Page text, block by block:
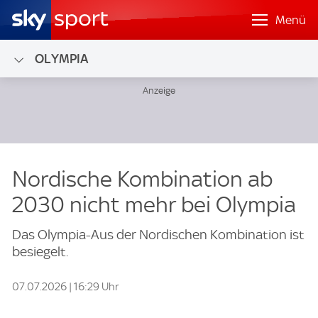
Menü
OLYMPIA
Nordische Kombination ab
2030 nicht mehr bei Olympia
Das Olympia-Aus der Nordischen Kombination ist
besiegelt.
07.07.2026 | 16:29 Uhr